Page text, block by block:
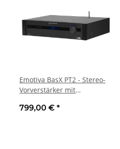
Emotiva BasX PT2 - Stereo-
Vorverstärker mit
799,00 € *